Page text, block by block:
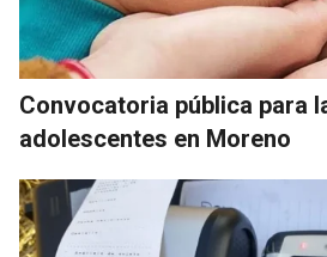
Convocatoria pública para
adolescentes en Moreno